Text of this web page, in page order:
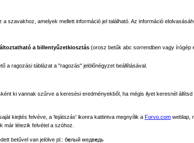
szavakhoz, amelyek mellett információ jel található. Az információ
a billentyűzetkiosztás (orosz betűk abc sorrendben vagy írógép
a ragozási táblázat a "ragozás" jelölőnégyzet beállításával.
ki vannak szűrve a keresési eredményekből, ha mégis ilyet keresnél
kiejtés felvéve, a 'lejátszás' ikonra kattintva megnyílik a Forvo.com weblap,
már létezik felvétel a szóhoz.
betűvel van jelölve pl.: белый медведь